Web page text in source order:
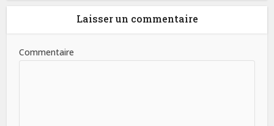
Laisser un commentaire
Commentaire